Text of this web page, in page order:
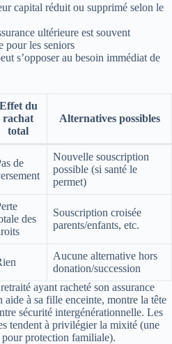
capital réduit ou supprimé selon le
ultérieure est souvent
pour les seniors
s’opposer au besoin immédiat de
Effet du
rachat
total
Alternatives possibles
de
Nouvelle souscription
possible (si santé le
permet)
des
Souscription croisée
parents/enfants, etc.
Aucune alternative hors
donation/succession
ayant racheté son assurance
à sa fille enceinte, montre la tête
sécurité intergénérationnelle. Les
tendent à privilégier la mixité (une
protection familiale).